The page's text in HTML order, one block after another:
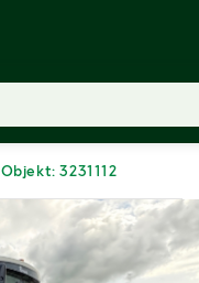
Objekt: 3231112